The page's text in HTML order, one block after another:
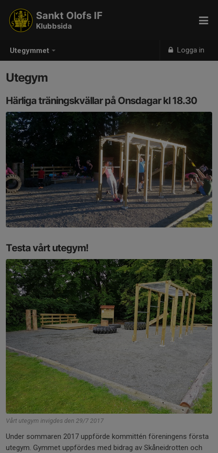
Utegymmet Logga in
Sankt Olofs IF
Klubbsida
Utegym
Härliga träningskvällar på Onsdagar kl 18.30
Testa vårt utegym!
Vårt utegym invigdes den 29/7 2017
Under sommaren 2017 uppförde kommittén föreningens första
utegym. Gymmet uppfördes med bidrag av Skåneidrotten och